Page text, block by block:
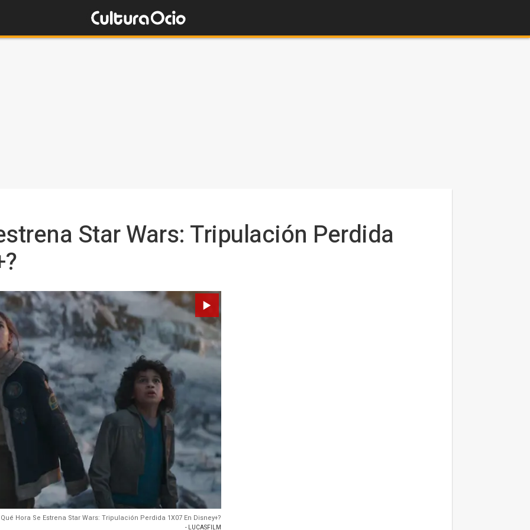
Star Wars: Tripulación Perdida
Hora Se Estrena Star Wars: Tripulación Perdida 1X07 En Disney+?
- LUCASFILM